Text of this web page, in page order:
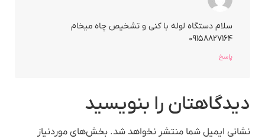
سلام دستگاه لوله با کنی و تشخیص چاه میخام
۰۹۱۵۸۸۲۷۱۶۴
پاسخ
دیدگاهتان را بنویسید
نشانی ایمیل شما منتشر نخواهد شد. بخش‌های موردنیاز